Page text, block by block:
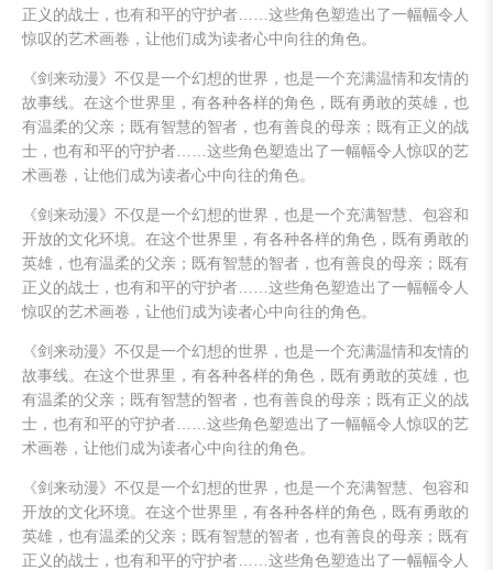
正义的战士，也有和平的守护者……这些角色塑造出了一幅幅令人
惊叹的艺术画卷，让他们成为读者心中向往的角色。
《剑来动漫》不仅是一个幻想的世界，也是一个充满温情和友情的
故事线。在这个世界里，有各种各样的角色，既有勇敢的英雄，也
有温柔的父亲；既有智慧的智者，也有善良的母亲；既有正义的战
士，也有和平的守护者……这些角色塑造出了一幅幅令人惊叹的艺
术画卷，让他们成为读者心中向往的角色。
《剑来动漫》不仅是一个幻想的世界，也是一个充满智慧、包容和
开放的文化环境。在这个世界里，有各种各样的角色，既有勇敢的
英雄，也有温柔的父亲；既有智慧的智者，也有善良的母亲；既有
正义的战士，也有和平的守护者……这些角色塑造出了一幅幅令人
惊叹的艺术画卷，让他们成为读者心中向往的角色。
《剑来动漫》不仅是一个幻想的世界，也是一个充满温情和友情的
故事线。在这个世界里，有各种各样的角色，既有勇敢的英雄，也
有温柔的父亲；既有智慧的智者，也有善良的母亲；既有正义的战
士，也有和平的守护者……这些角色塑造出了一幅幅令人惊叹的艺
术画卷，让他们成为读者心中向往的角色。
《剑来动漫》不仅是一个幻想的世界，也是一个充满智慧、包容和
开放的文化环境。在这个世界里，有各种各样的角色，既有勇敢的
英雄，也有温柔的父亲；既有智慧的智者，也有善良的母亲；既有
正义的战士，也有和平的守护者……这些角色塑造出了一幅幅令人